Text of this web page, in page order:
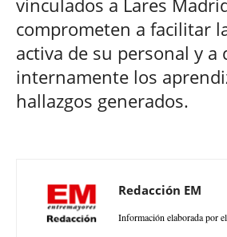
comprometen a facilitar
activa de su personal y
internamente los
hallazgos generados.
Redacción EM
Información elaborada por